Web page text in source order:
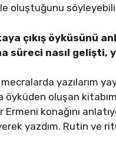
oluştuğunu
çıkış öyküsünü
süreci nasıl gelişti,
yazılarım
öyküden oluşan
Ermeni konağını
yazdım. Rutin ve